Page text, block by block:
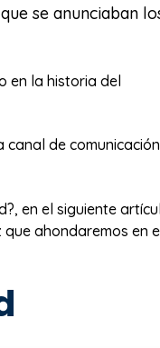
se anunciaban
en la historia del
canal de comunicación
en el siguiente
ahondaremos en